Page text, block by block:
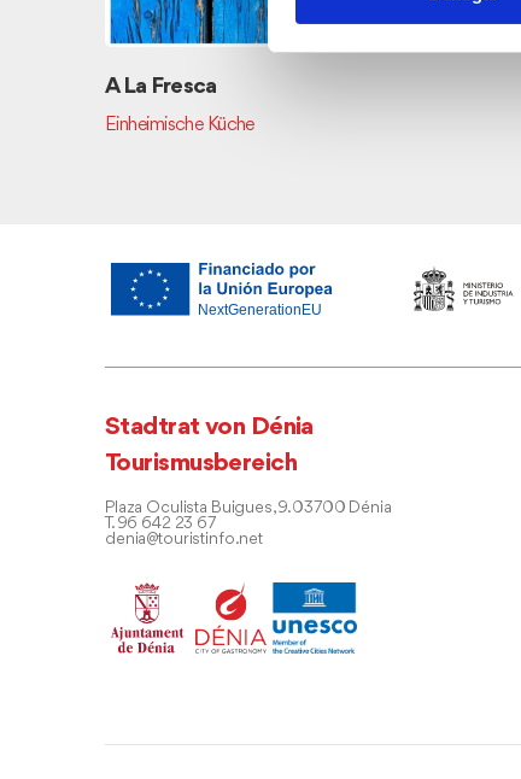
A La Fresca
Einheimische Küche
Stadtrat von Dénia
Tourismusbereich
Plaza Oculista Buigues, 9. 03700 Dénia
T. 96 642 23 67
denia@touristinfo.net